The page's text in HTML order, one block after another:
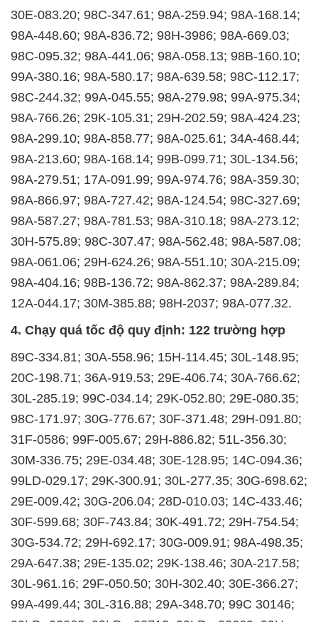
30E-083.20; 98C-347.61; 98A-259.94; 98A-168.14;
98A-448.60; 98A-836.72; 98H-3986; 98A-669.03;
98C-095.32; 98A-441.06; 98A-058.13; 98B-160.10;
99A-380.16; 98A-580.17; 98A-639.58; 98C-112.17;
98C-244.32; 99A-045.55; 98A-279.98; 99A-975.34;
98A-766.26; 29K-105.31; 29H-202.59; 98A-424.23;
98A-299.10; 98A-858.77; 98A-025.61; 34A-468.44;
98A-213.60; 98A-168.14; 99B-099.71; 30L-134.56;
98A-279.51; 17A-091.99; 99A-974.76; 98A-359.30;
98A-866.97; 98A-727.42; 98A-124.54; 98C-327.69;
98A-587.27; 98A-781.53; 98A-310.18; 98A-273.12;
30H-575.89; 98C-307.47; 98A-562.48; 98A-587.08;
98A-061.06; 29H-624.26; 98A-551.10; 30A-215.09;
98A-404.16; 98B-136.72; 98A-862.37; 98A-289.84;
12A-044.17; 30M-385.88; 98H-2037; 98A-077.32.
4. Chạy quá tốc độ quy định: 122 trường hợp
89C-334.81; 30A-558.96; 15H-114.45; 30L-148.95;
20C-198.71; 36A-919.53; 29E-406.74; 30A-766.62;
30L-285.19; 99C-034.14; 29K-052.80; 29E-080.35;
98C-171.97; 30G-776.67; 30F-371.48; 29H-091.80;
31F-0586; 99F-005.67; 29H-886.82; 51L-356.30;
30M-336.75; 29E-034.48; 30E-128.95; 14C-094.36;
99LD-029.17; 29K-300.91; 30L-277.35; 30G-698.62;
29E-009.42; 30G-206.04; 28D-010.03; 14C-433.46;
30F-599.68; 30F-743.84; 30K-491.72; 29H-754.54;
30G-534.72; 29H-692.17; 30G-009.91; 98A-498.35;
29A-647.38; 29E-135.02; 29K-138.46; 30A-217.58;
30L-961.16; 29F-050.50; 30H-302.40; 30E-366.27;
99A-499.44; 30L-316.88; 29A-348.70; 99C 30146;